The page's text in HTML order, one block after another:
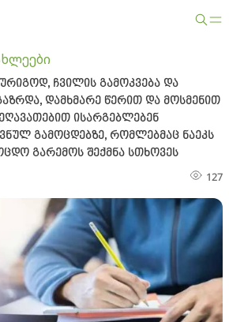
ჩვილის გამოკვება და
დამხმარე წერით და მოსმენით
ისარგებლებენ
გამოცდებზე, რომლებმაც ნაეკს
გარემოს შექმნა სთხოვეს
127